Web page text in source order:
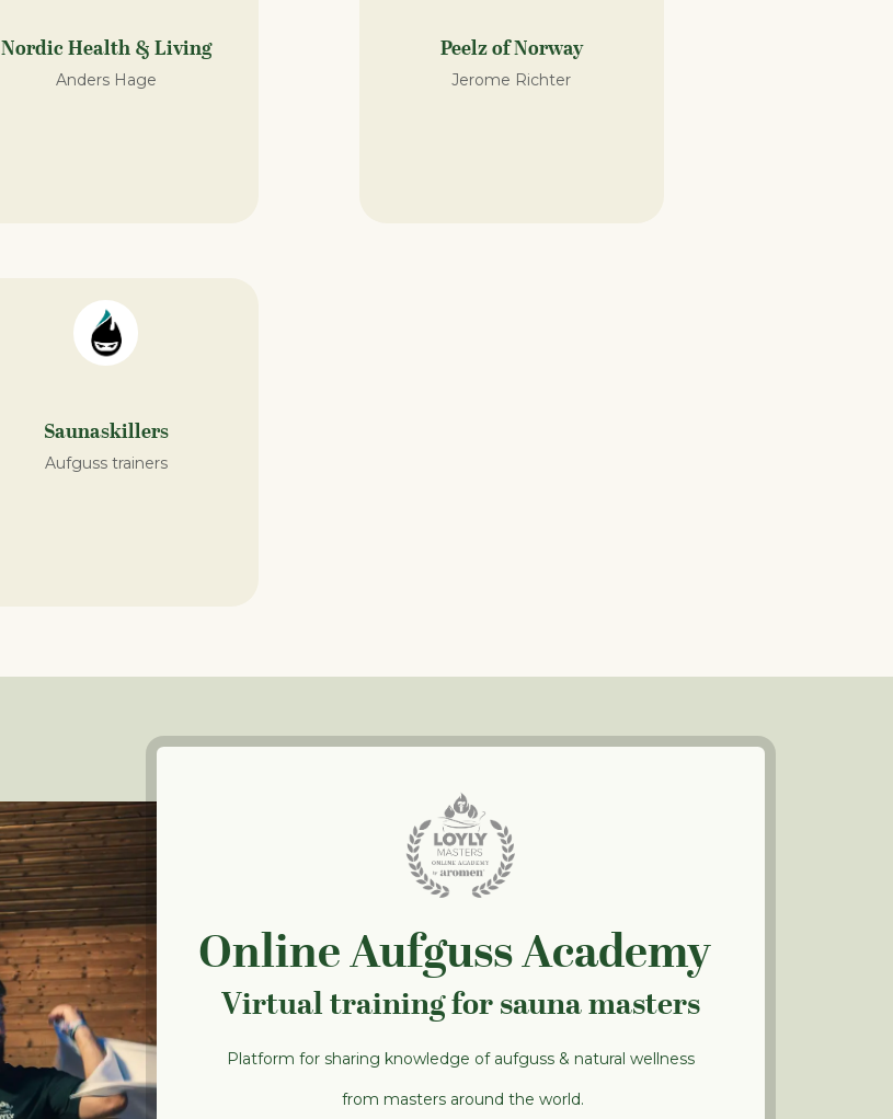
Peelz of Norway
Jerome Richter
Nordic Health & Living
Anders Hage
Saunaskillers
Aufguss trainers
Online Aufguss Academy
Virtual training for sauna masters
Platform for sharing knowledge of aufguss & natural wellness
from masters around the world.